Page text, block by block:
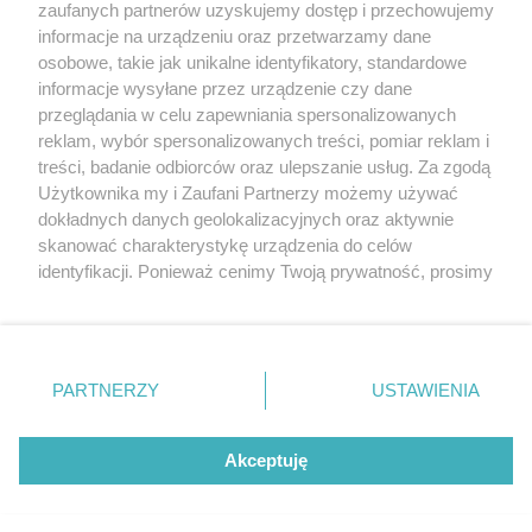
W KURIERZE. Arkońska przejmie Zdunowo
POGODA
23℃
Zobacz prognozę na 3 dni
Copyright © 2022 Kurier Szczeciński sp. z o.o.
Wszelkie prawa zastrzeżone
Nota wydawnicza
Nota prawna
Polityka prywatności
Reklama
zaufanych partnerów uzyskujemy dostęp i przechowujemy
informacje na urządzeniu oraz przetwarzamy dane
osobowe, takie jak unikalne identyfikatory, standardowe
informacje wysyłane przez urządzenie czy dane
przeglądania w celu zapewniania spersonalizowanych
reklam, wybór spersonalizowanych treści, pomiar reklam i
treści, badanie odbiorców oraz ulepszanie usług. Za zgodą
Użytkownika my i Zaufani Partnerzy możemy używać
dokładnych danych geolokalizacyjnych oraz aktywnie
skanować charakterystykę urządzenia do celów
identyfikacji. Ponieważ cenimy Twoją prywatność, prosimy
prywatności znajdujący się w lewym dolnym rogu strony
. Niektóre rodzaje przetwarzania danych nie wymagają
takiemu przetwarzaniu. Preferencje będą miały
zastosowania tylko na tej witrynie.
PARTNERZY USTAWIENIA
Akceptuję